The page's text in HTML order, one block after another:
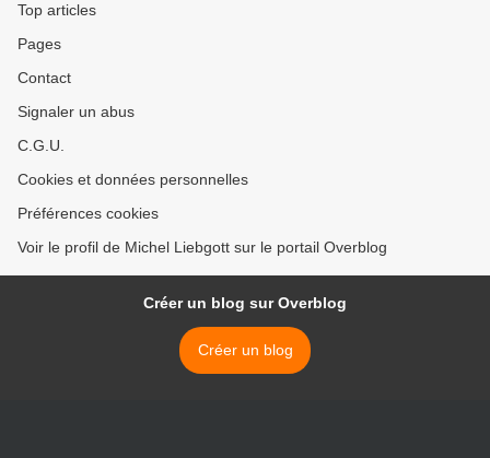
Top articles
Pages
Contact
Signaler un abus
C.G.U.
Cookies et données personnelles
Préférences cookies
Voir le profil de Michel Liebgott sur le portail Overblog
Créer un blog sur Overblog
Créer un blog